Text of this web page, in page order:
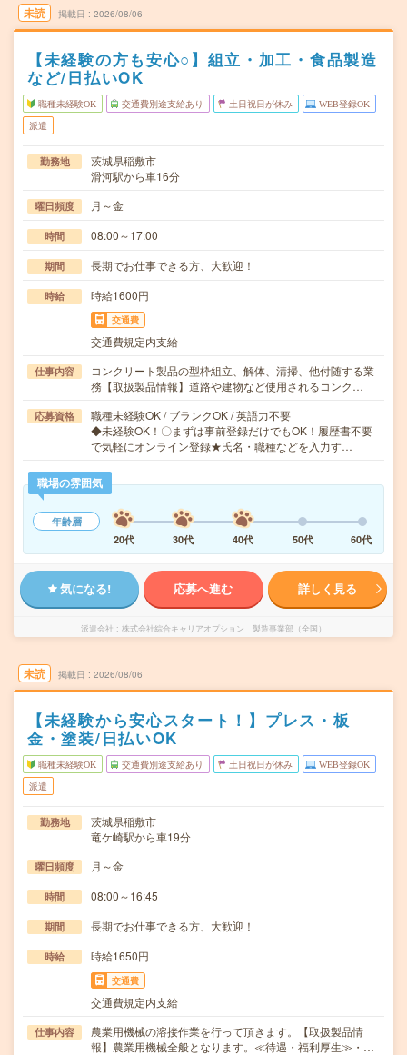
未読 掲載日 2026/08/06
【未経験の方も安心○】組立・加工・食品製造
など/日払いOK
職種未経験OK 交通費別途支給あり 土日祝日が休み WEB登録OK
派遣
勤務地
茨城県稲敷市
滑河駅から車16分
曜日頻度 月～金
時間 08:00～17:00
期間 長期でお仕事できる方、大歓迎！
時給 時給1600円
交通費
交通費規定内支給
仕事内容
コンクリート製品の型枠組立、解体、清掃、他付随する業
務【取扱製品情報】道路や建物など使用されるコンク…
応募資格
職種未経験OK / ブランクOK / 英語力不要
◆未経験OK！〇まずは事前登録だけでもOK！履歴書不要
で気軽にオンライン登録★氏名・職種などを入力す…
職場の雰囲気
年齢層
20代
30代 40代 50代 60代
気になる! 応募へ進む 詳しく見る
派遣会社 株式会社綜合キャリアオプション 製造事業部（全国）
未読 掲載日 2026/08/06
【未経験から安心スタート！】プレス・板
金・塗装/日払いOK
職種未経験OK 交通費別途支給あり 土日祝日が休み WEB登録OK
派遣
勤務地
茨城県稲敷市
竜ケ崎駅から車19分
曜日頻度 月～金
時間 08:00～16:45
期間 長期でお仕事できる方、大歓迎！
時給 時給1650円
交通費
交通費規定内支給
仕事内容
農業用機械の溶接作業を行って頂きます。【取扱製品情
報】農業用機械全般となります。≪待遇・福利厚生≫・…